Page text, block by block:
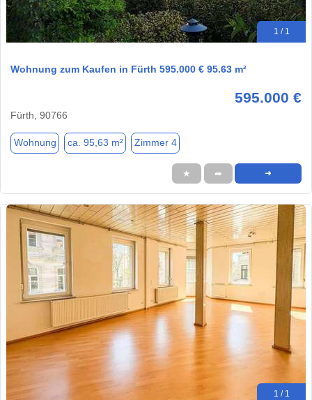
1 / 1
Wohnung zum Kaufen in Fürth 595.000 € 95.63 m²
595.000 €
Fürth, 90766
Wohnung ca. 95,63 m² Zimmer 4
★ ➦ ➜
1 / 1